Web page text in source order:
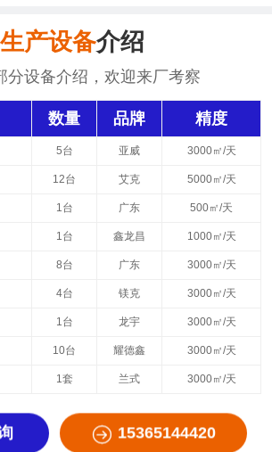
生产设备介绍
分设备介绍，欢迎来厂考察
数量 品牌 精度
5台 亚威 3000㎡/天
12台 艾克 5000㎡/天
1台 广东 500㎡/天
1台 鑫龙昌 1000㎡/天
8台 广东 3000㎡/天
4台 镁克 3000㎡/天
1台 龙宇 3000㎡/天
10台 耀德鑫 3000㎡/天
1套 兰式 3000㎡/天
 15365144420